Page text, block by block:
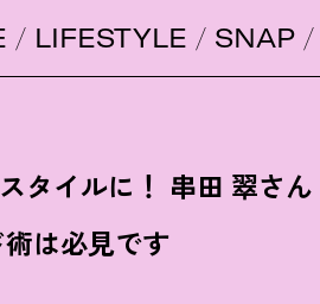
LIFESTYLE SNAP
タイルに ！ 串田 翠さん
は必見です